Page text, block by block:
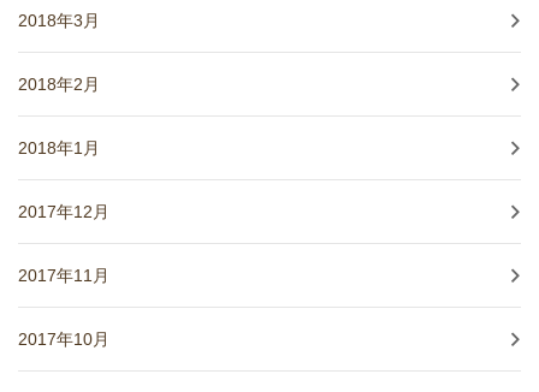
2018年3月
2018年2月
2018年1月
2017年12月
2017年11月
2017年10月